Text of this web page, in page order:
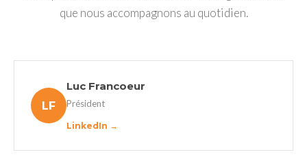
que nous accompagnons au quotidien.
LF
Luc Francoeur
Président
LinkedIn →